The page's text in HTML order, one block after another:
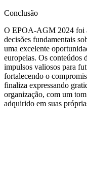
Conclusão
O EPOA‑AGM 2024 foi
decisões fundamentais
uma excelente
europeias. Os conteúdos
impulsos valiosos para
fortalecendo o
finaliza expressando
organização, com um
adquirido em suas